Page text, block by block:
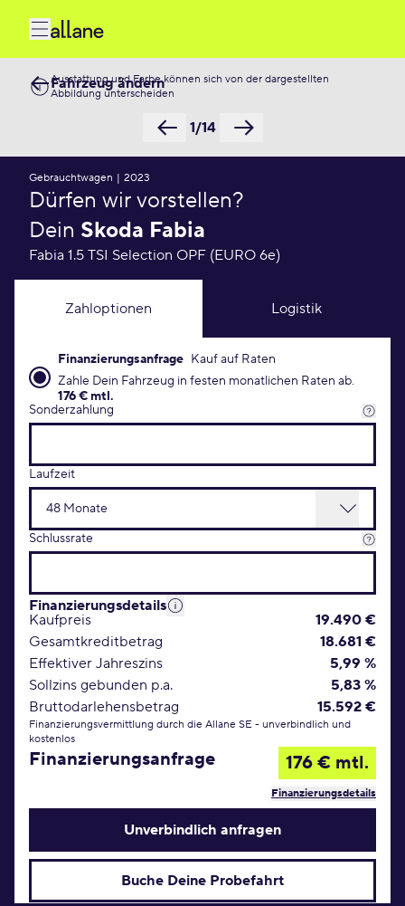
Ausstattung und Farbe können sich von der dargestellten
Abbildung unterscheiden
1/14
Fahrzeug ändern
Gebrauchtwagen | 2023
Dürfen wir vorstellen?
Dein Skoda Fabia
Fabia 1.5 TSI Selection OPF (EURO 6e)
Zahloptionen Logistik
Finanzierungsanfrage Konditionen
Finanzierungsanfrage Kauf auf Raten
Zahle Dein Fahrzeug in festen monatlichen Raten ab.
176 € mtl.
Sonderzahlung
Laufzeit
Schlussrate
Finanzierungsdetails
Kaufpreis
19.490 €
Gesamtkreditbetrag
18.681 €
Effektiver Jahreszins
5,99 %
Sollzins gebunden p.a.
5,83 %
Bruttodarlehensbetrag
15.592 €
Finanzierungsvermittlung durch die Allane SE - unverbindlich und
kostenlos
Finanzierungsanfrage 176 € mtl.
Finanzierungsdetails
Unverbindlich anfragen
Buche Deine Probefahrt